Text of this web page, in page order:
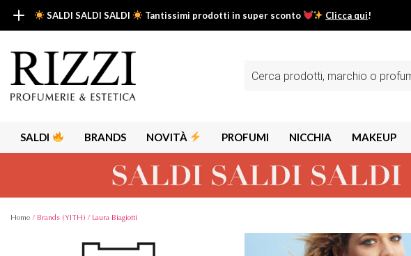
SALDI SALDI SALDI Tantissimi prodotti in super sconto Clicca qui!
SALDI SALDI SALDI
Fino al -50% su tantissimi prodotti beauty nella sezione saldi: il tuo glow estivo inizia da qui.
Scopri tutti i prodotti in super saldo!
prodotti
SALDI BRANDS
Alps
NOVITÀ PROFUMI NICCHIA MAKEUP
Home / Brands (YITH) / Laura Biagiotti